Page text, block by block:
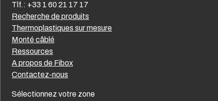
Recherche de produits
Thermoplastiques sur mesure
Monté câblé
Ressources
A propos de Fibox
Contactez-nous
Sélectionnez votre zone
Tlf.: +33 1 60 21 17 17